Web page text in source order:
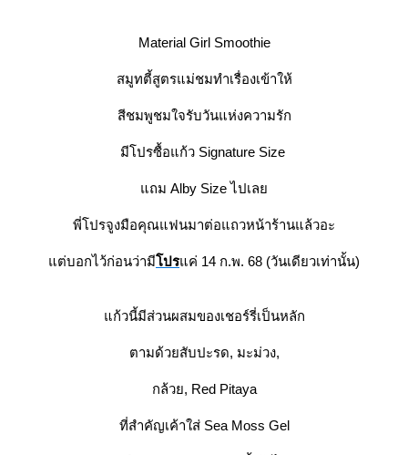
Material Girl Smoothie
สมูทตี้สูตรแม่ชมทำเรื่องเข้าให้
สีชมพูชมใจรับวันแห่งความรัก
มีโปรซื้อแก้ว Signature Size
ถม Alby Size ไปเล
พี่โปรจูงมือคุณแฟนมาต่อแถวหน้าร้านแล้วอะ
ต่บอกไว้ก่อนว่ามีปรค่ 14 ก.พ. 68 (วันเดียวเท่านั้น)
ก้วนี้มีส่วนผสมของเชอร์รี่เป็นหลัก
ตามด้วยสับปะรด, มะม่วง,
กล้วย, Red Pitaya
ที่สำคัญเค้าใส่ Sea Moss Gel